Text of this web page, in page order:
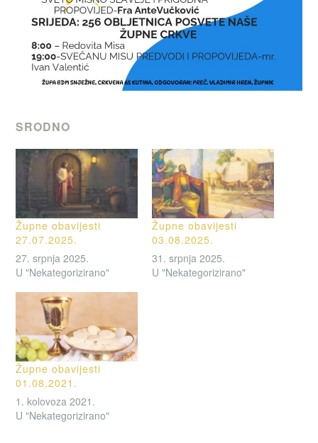
SRODNO
Župne obavijesti
27.07.2025.
27. srpnja 2025.
U "Nekategorizirano"
Župne obavijesti
03.08.2025.
31. srpnja 2025.
U "Nekategorizirano"
Župne obavijesti
01.08.2021.
1. kolovoza 2021.
U "Nekategorizirano"